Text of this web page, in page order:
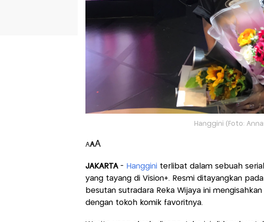
Hanggini (Foto:
AAA
JAKARTA- Hangginiterlibat dalam sebuah
yang tayang di Vision+. Resmi ditayangkan pada
besutan sutradara Reka Wijaya ini
dengan tokoh komik favoritnya.